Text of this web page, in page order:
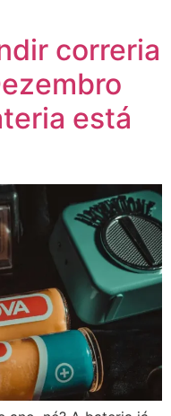
correria
está